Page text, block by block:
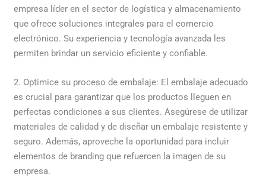
empresa líder en el sector de logística y almacenamiento
que ofrece soluciones integrales para el comercio
electrónico. Su experiencia y tecnología avanzada les
permiten brindar un servicio eficiente y confiable.
2. Optimice su proceso de embalaje: El embalaje adecuado
es crucial para garantizar que los productos lleguen en
perfectas condiciones a sus clientes. Asegúrese de utilizar
materiales de calidad y de diseñar un embalaje resistente y
seguro. Además, aproveche la oportunidad para incluir
elementos de branding que refuercen la imagen de su
empresa.